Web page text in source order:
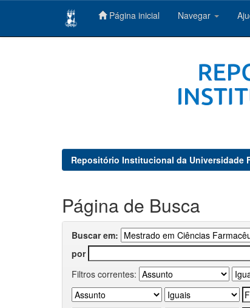
Página inicial Navegar
Repositório Institucional da Universidade
Página de Busca
Buscar em:
por
Filtros correntes: